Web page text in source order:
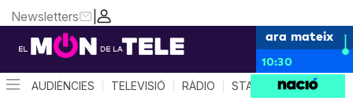
|
Newsletters
ara mateix
10:30
AUDIÈNCIES TELEVISIÓ RÀDIO STAR SYSTEM